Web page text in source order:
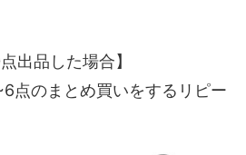
出品した場合】
点のまとめ買いをするリピー